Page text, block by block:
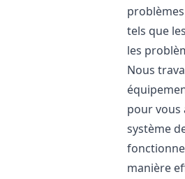
tels que
les
Nous
pour vous
système
manière